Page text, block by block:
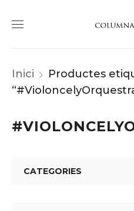
Inici
Productes
CATEGORIES